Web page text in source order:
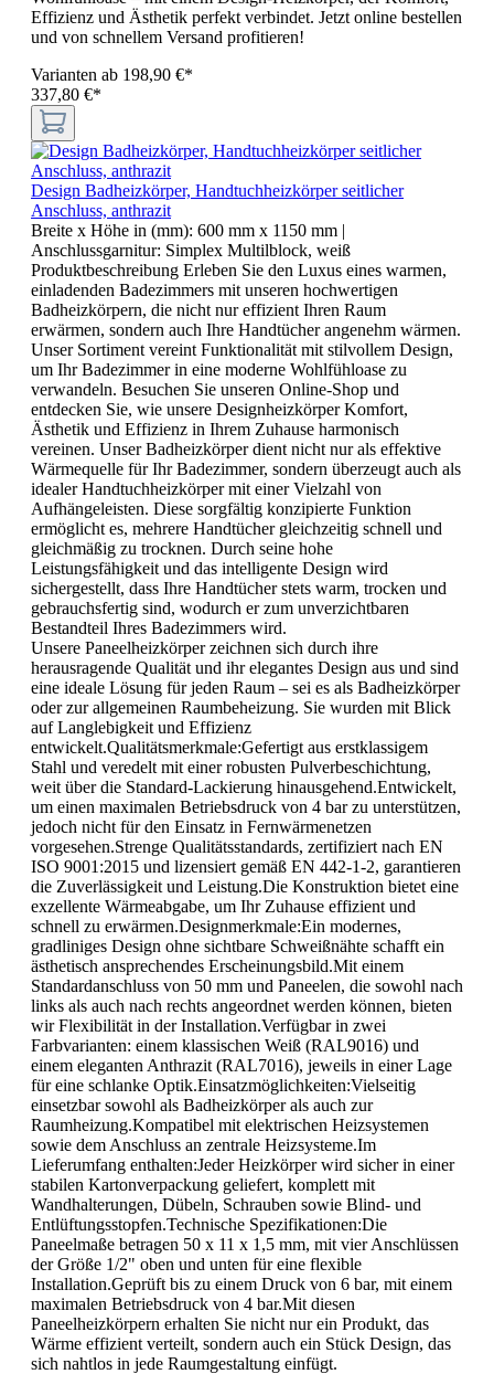
Effizienz und Ästhetik perfekt verbindet. Jetzt online bestellen
und von schnellem Versand profitieren!
Varianten ab 198,90 €*
337,80 €*
Design Badheizkörper, Handtuchheizkörper seitlicher
Anschluss, anthrazit
Breite x Höhe in (mm): 600 mm x 1150 mm |
Anschlussgarnitur: Simplex Multilblock, weiß
Produktbeschreibung Erleben Sie den Luxus eines warmen,
einladenden Badezimmers mit unseren hochwertigen
Badheizkörpern, die nicht nur effizient Ihren Raum
erwärmen, sondern auch Ihre Handtücher angenehm wärmen.
Unser Sortiment vereint Funktionalität mit stilvollem Design,
um Ihr Badezimmer in eine moderne Wohlfühloase zu
verwandeln. Besuchen Sie unseren Online-Shop und
entdecken Sie, wie unsere Designheizkörper Komfort,
Ästhetik und Effizienz in Ihrem Zuhause harmonisch
vereinen. Unser Badheizkörper dient nicht nur als effektive
Wärmequelle für Ihr Badezimmer, sondern überzeugt auch als
idealer Handtuchheizkörper mit einer Vielzahl von
Aufhängeleisten. Diese sorgfältig konzipierte Funktion
ermöglicht es, mehrere Handtücher gleichzeitig schnell und
gleichmäßig zu trocknen. Durch seine hohe
Leistungsfähigkeit und das intelligente Design wird
sichergestellt, dass Ihre Handtücher stets warm, trocken und
gebrauchsfertig sind, wodurch er zum unverzichtbaren
Bestandteil Ihres Badezimmers wird.
Unsere Paneelheizkörper zeichnen sich durch ihre
herausragende Qualität und ihr elegantes Design aus und sind
eine ideale Lösung für jeden Raum – sei es als Badheizkörper
oder zur allgemeinen Raumbeheizung. Sie wurden mit Blick
auf Langlebigkeit und Effizienz
entwickelt.Qualitätsmerkmale:Gefertigt aus erstklassigem
Stahl und veredelt mit einer robusten Pulverbeschichtung,
weit über die Standard-Lackierung hinausgehend.Entwickelt,
um einen maximalen Betriebsdruck von 4 bar zu unterstützen,
jedoch nicht für den Einsatz in Fernwärmenetzen
vorgesehen.Strenge Qualitätsstandards, zertifiziert nach EN
ISO 9001:2015 und lizensiert gemäß EN 442-1-2, garantieren
die Zuverlässigkeit und Leistung.Die Konstruktion bietet eine
exzellente Wärmeabgabe, um Ihr Zuhause effizient und
schnell zu erwärmen.Designmerkmale:Ein modernes,
gradliniges Design ohne sichtbare Schweißnähte schafft ein
ästhetisch ansprechendes Erscheinungsbild.Mit einem
Standardanschluss von 50 mm und Paneelen, die sowohl nach
links als auch nach rechts angeordnet werden können, bieten
wir Flexibilität in der Installation.Verfügbar in zwei
Farbvarianten: einem klassischen Weiß (RAL9016) und
einem eleganten Anthrazit (RAL7016), jeweils in einer Lage
für eine schlanke Optik.Einsatzmöglichkeiten:Vielseitig
einsetzbar sowohl als Badheizkörper als auch zur
Raumheizung.Kompatibel mit elektrischen Heizsystemen
sowie dem Anschluss an zentrale Heizsysteme.Im
Lieferumfang enthalten:Jeder Heizkörper wird sicher in einer
stabilen Kartonverpackung geliefert, komplett mit
Wandhalterungen, Dübeln, Schrauben sowie Blind- und
Entlüftungsstopfen.Technische Spezifikationen:Die
Paneelmaße betragen 50 x 11 x 1,5 mm, mit vier Anschlüssen
der Größe 1/2" oben und unten für eine flexible
Installation.Geprüft bis zu einem Druck von 6 bar, mit einem
maximalen Betriebsdruck von 4 bar.Mit diesen
Paneelheizkörpern erhalten Sie nicht nur ein Produkt, das
Wärme effizient verteilt, sondern auch ein Stück Design, das
sich nahtlos in jede Raumgestaltung einfügt.